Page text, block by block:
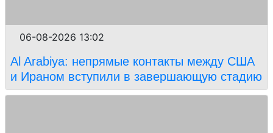
06-08-2026 13:02
Al Arabiya: непрямые контакты между США
и Ираном вступили в завершающую стадию